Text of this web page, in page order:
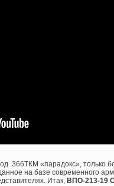
.366ТКМ «парадокс», только
на базе современного
Итак, ВПО-213-19